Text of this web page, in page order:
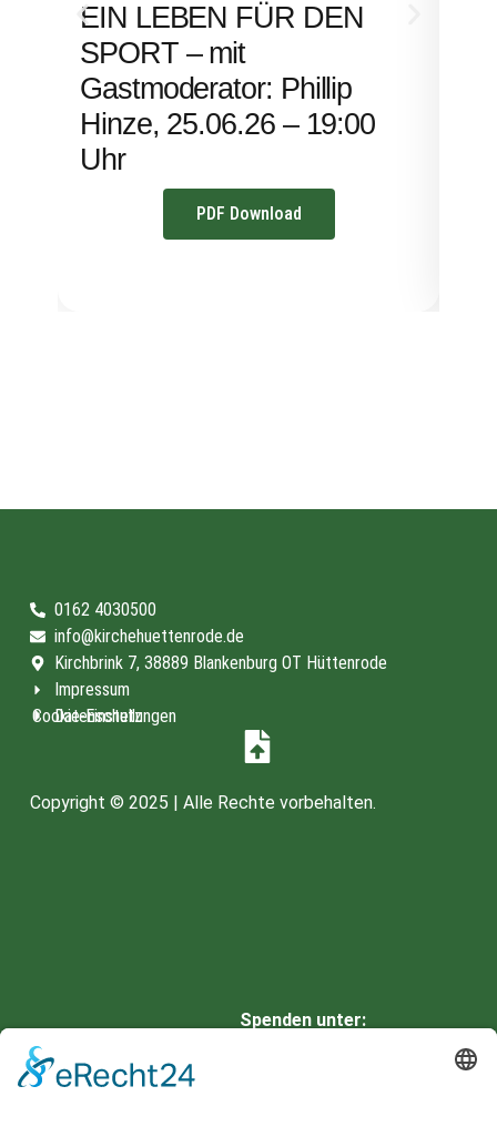
EIN LEBEN FÜR DEN
SPORT – mit
Gastmoderator: Phillip
Hinze, 25.06.26 – 19:00
Uhr
PDF Download
Copyright © 2025 | Alle Rechte vorbehalten.
0162 4030500
info@kirchehuettenrode.de
Kirchbrink 7, 38889 Blankenburg OT Hüttenrode
Impressum
Datenschutz
Cookie-Einstellungen
Spenden unter: